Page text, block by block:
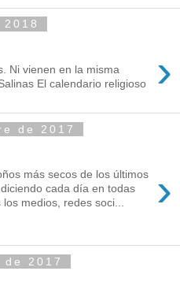
›
Ni vienen en la misma
El calendario religioso
de 2017
›
más secos de los últimos
cada día en todas
medios, redes soci...
2017